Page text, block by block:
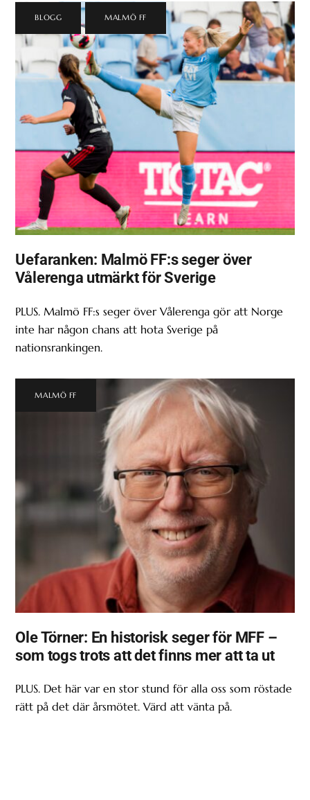
BLOGG MALMÖ FF
Uefaranken: Malmö FF:s seger över
Vålerenga utmärkt för Sverige
PLUS. Malmö FF:s seger över Vålerenga gör att Norge
inte har någon chans att hota Sverige på
nationsrankingen.
MALMÖ FF
Ole Törner: En historisk seger för MFF –
som togs trots att det finns mer att ta ut
PLUS. Det här var en stor stund för alla oss som röstade
rätt på det där årsmötet. Värd att vänta på.